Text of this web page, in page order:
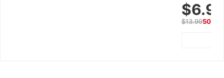
Summer
$13.9950%